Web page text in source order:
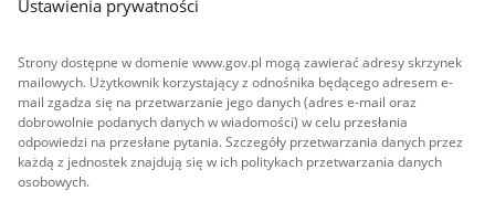
Ustawienia prywatności
Strony dostępne w domenie www.gov.pl mogą zawierać adresy skrzynek
mailowych. Użytkownik korzystający z odnośnika będącego adresem e-
mail zgadza się na przetwarzanie jego danych (adres e-mail oraz
dobrowolnie podanych danych w wiadomości) w celu przesłania
odpowiedzi na przesłane pytania. Szczegóły przetwarzania danych przez
każdą z jednostek znajdują się w ich politykach przetwarzania danych
osobowych.